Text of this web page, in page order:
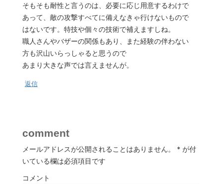
そもそも耐性と言うのは、必要に応じ用意するわけで
あって、敵の攻撃すべてに備えなきゃ行けないもので
はないです。特技や個々の技術で補えますしね。
職人さんやバザーの関係もあり、また経験の伴わない
方も沢山いらっしゃると思うので
あまり大きな声では言えませんが。
返信
comment
メールアドレスが公開されることはありません。 * が付
いている欄は必須項目です
コメント